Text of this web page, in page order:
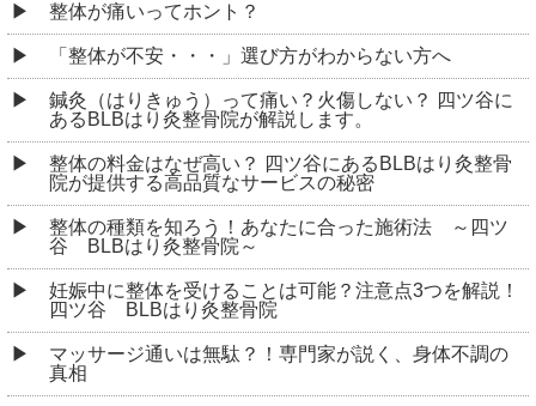
整体が痛いってホント？
「整体が不安・・・」選び方がわからない方へ
鍼灸（はりきゅう）って痛い？火傷しない？ 四ツ谷に
あるBLBはり灸整骨院が解説します。
整体の料金はなぜ高い？ 四ツ谷にあるBLBはり灸整骨
院が提供する高品質なサービスの秘密
整体の種類を知ろう！あなたに合った施術法 ～四ツ
谷 BLBはり灸整骨院～
妊娠中に整体を受けることは可能？注意点3つを解説！
四ツ谷 BLBはり灸整骨院
マッサージ通いは無駄？！専門家が説く、身体不調の
真相